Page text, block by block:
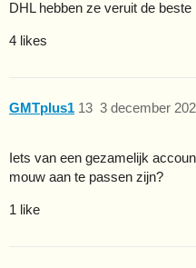
DHL hebben ze veruit de
4 likes
GMTplus1 3 december
13
Iets van een gezamelijk
mouw aan te passen zijn?
1 like